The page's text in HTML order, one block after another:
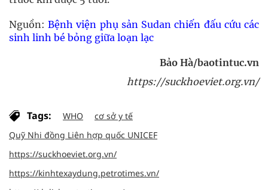
Nguồn: Bệnh viện phụ sản Sudan chiến đấu cứu các
sinh linh bé bỏng giữa loạn lạc
Bảo Hà/baotintuc.vn
https://suckhoeviet.org.vn/
Tags: WHO
cơ sở y tế
Quỹ Nhi đồng Liên hợp quốc UNICEF
https://suckhoeviet.org.vn/
https://kinhtexaydung.petrotimes.vn/